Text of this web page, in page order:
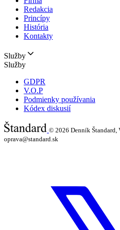
Redakcia
Princípy
História
Kontakty
Služby
Služby
GDPR
V.O.P
Podmienky používania
Kódex diskusií
© 2026 Denník Štandard,
oprava@standard.sk